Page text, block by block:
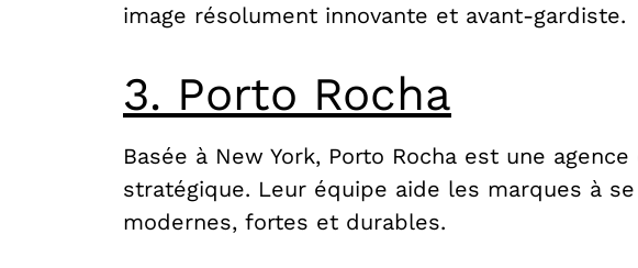
image résolument innovante et avant-gardiste.
3. Porto Rocha
Basée à New York, Porto Rocha est une
stratégique. Leur équipe aide les marques à
modernes, fortes et durables.